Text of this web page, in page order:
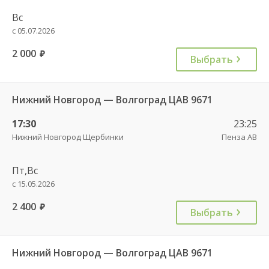
Вс
с 05.07.2026
2 000 руб. Выбрать
Нижний Новгород — Волгоград ЦАВ 9671
17:30
Нижний Новгород Щербинки
23:25
Пенза АВ
Пт,Вс
с 15.05.2026
2 400 руб. Выбрать
Нижний Новгород — Волгоград ЦАВ 9671